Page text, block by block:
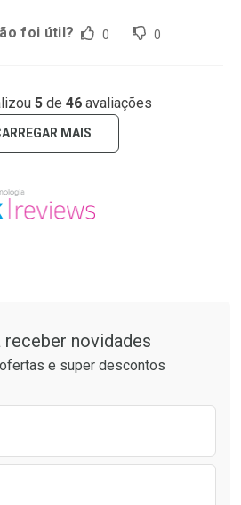
foi útil? 0 0
5de 46avaliações
MAIS
receber novidades
e super descontos